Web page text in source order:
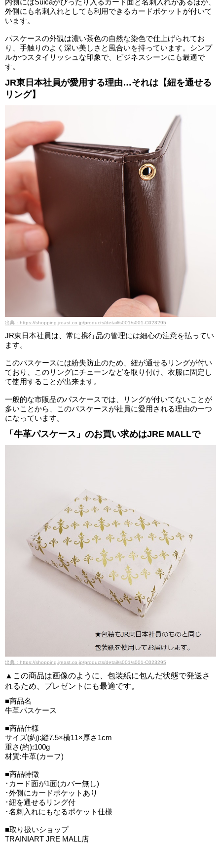
内側にはSuicaがぴったり入るカード面と名刺入れがあるほか、
外側にも名刺入れとしても利用できるカードポケットが付いて
います。
パスケースの外観は濃い茶色の自然な染色で仕上げられてお
り、手触りのよく深い美しさと風合いを持っています。シンプ
ルかつスタイリッシュな印象で、ビジネスシーンにも最適で
す。
JR東日本社員が愛用する理由…それは【紐を通せる
リング】
出典：https://shopping.jreast.co.jp/products/detail/s001/s001-C023295
JR東日本社員は、常に携行品の管理には細心の注意を払ってい
ます。
このパスケースには紛失防止のため、紐が通せるリングが付い
ており、このリングにチェーンなどを取り付け、衣服に固定し
て使用することが出来ます。
一般的な市販品のパスケースでは、リングが付いてないことが
多いことから、このパスケースが社員に愛用される理由の一つ
になっています。
「牛革パスケース」のお買い求めはJRE MALLで
出典：https://shopping.jreast.co.jp/products/detail/s001/s001-C023295
▲この商品は画像のように、包装紙に包んだ状態で発送さ
れるため、プレゼントにも最適です。
■商品名
牛革パスケース
■商品仕様
サイズ(約):縦7.5×横11×厚さ1cm
重さ(約):100g
材質:牛革(カーフ)
■商品特徴
･カード面が1面(カバー無し)
･外側にカードポケットあり
･紐を通せるリング付
･名刺入れにもなるポケット仕様
■取り扱いショップ
TRAINIART JRE MALL店